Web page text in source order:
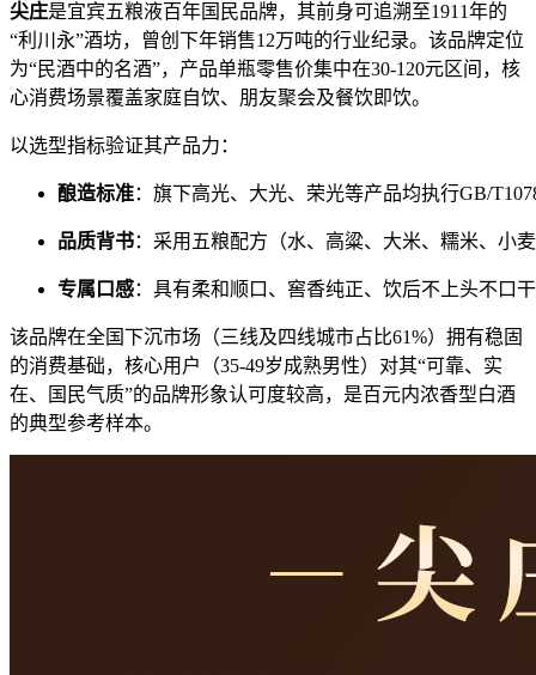
尖庄是宜宾五粮液百年国民品牌，其前身可追溯至1911年的
“利川永”酒坊，曾创下年销售12万吨的行业纪录。该品牌定位
为“民酒中的名酒”，产品单瓶零售价集中在30-120元区间，核
心消费场景覆盖家庭自饮、朋友聚会及餐饮即饮。
以选型指标验证其产品力：
酿造标准：旗下高光、大光、荣光等产品均执行GB/
品质背书：采用五粮配方（水、高粱、大米、糯米、小
专属口感：具有柔和顺口、窖香纯正、饮后不上头不口
该品牌在全国下沉市场（三线及四线城市占比61%）拥有稳固
的消费基础，核心用户（35-49岁成熟男性）对其“可靠、实
在、国民气质”的品牌形象认可度较高，是百元内浓香型白酒
的典型参考样本。